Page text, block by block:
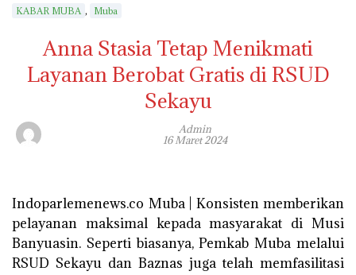
KABAR MUBA , Muba
Anna Stasia Tetap Menikmati
Layanan Berobat Gratis di RSUD
Sekayu
Admin
16 Maret 2024
Indoparlemenews.co Muba | Konsisten memberikan
pelayanan maksimal kepada masyarakat di Musi
Banyuasin. Seperti biasanya, Pemkab Muba melalui
RSUD Sekayu dan Baznas juga telah memfasilitasi